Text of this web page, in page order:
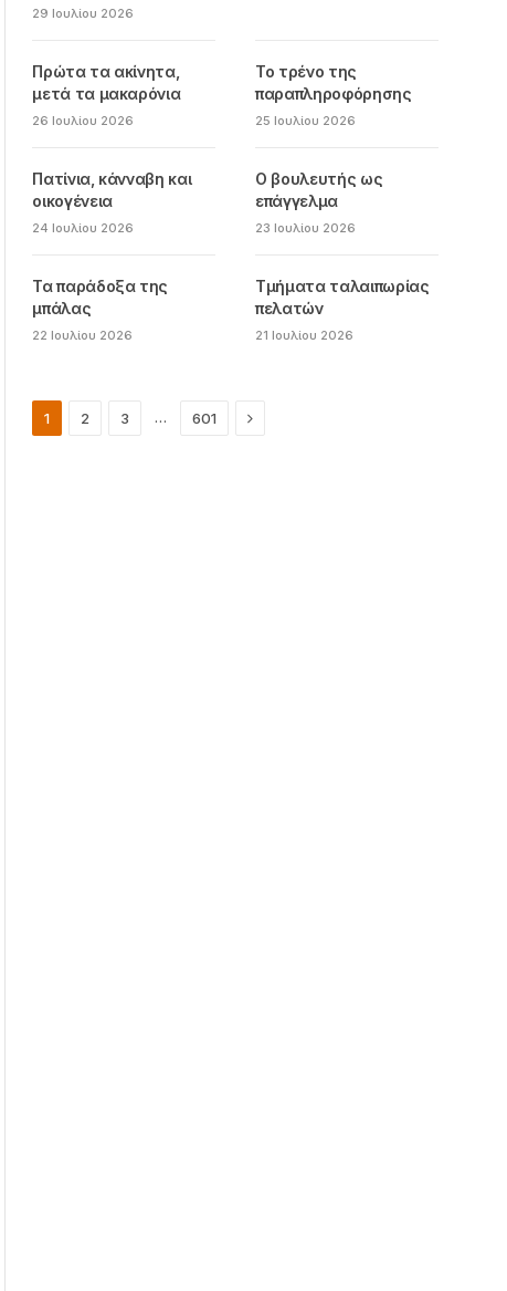
29 Ιουλίου 2026
Πρώτα τα ακίνητα,
μετά τα μακαρόνια
26 Ιουλίου 2026
Το τρένο της
παραπληροφόρησης
25 Ιουλίου 2026
Πατίνια, κάνναβη και
οικογένεια
24 Ιουλίου 2026
Ο βουλευτής ως
επάγγελμα
23 Ιουλίου 2026
Τα παράδοξα της
μπάλας
22 Ιουλίου 2026
Τμήματα ταλαιπωρίας
πελατών
21 Ιουλίου 2026
1 2 3 … 601 Next